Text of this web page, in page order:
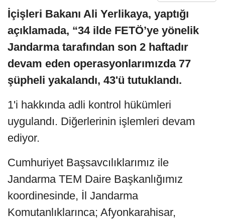
İçişleri Bakanı Ali Yerlikaya, yaptığı
açıklamada, “34 ilde FETÖ’ye yönelik
Jandarma tarafından son 2 haftadır
devam eden operasyonlarımızda 77
şüpheli yakalandı, 43'ü tutuklandı.
1'i hakkında adli kontrol hükümleri
uygulandı. Diğerlerinin işlemleri devam
ediyor.
Cumhuriyet Başsavcılıklarımız ile
Jandarma TEM Daire Başkanlığımız
koordinesinde, İl Jandarma
Komutanlıklarınca; Afyonkarahisar,